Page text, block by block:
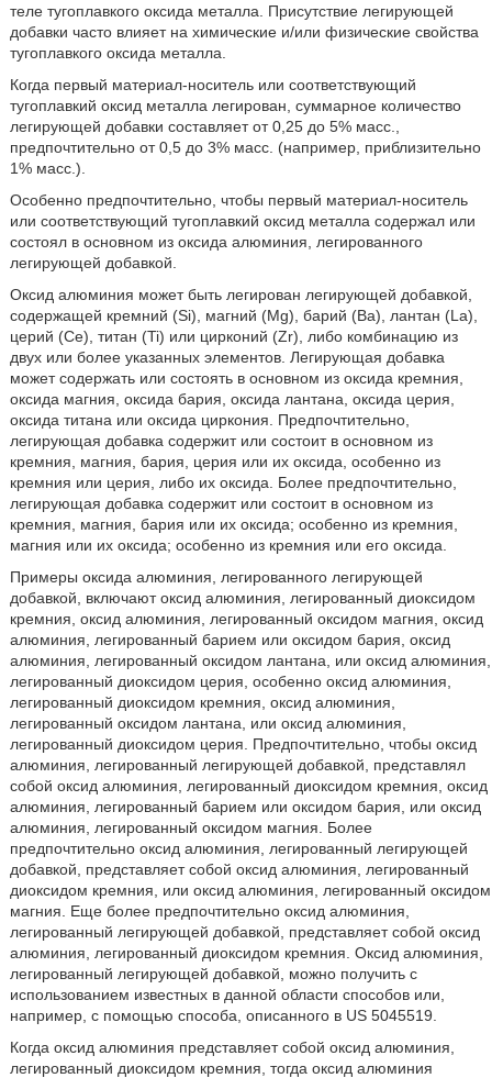
теле тугоплавкого оксида металла. Присутствие легирующей
добавки часто влияет на химические и/или физические свойства
тугоплавкого оксида металла.
Когда первый материал-носитель или соответствующий
тугоплавкий оксид металла легирован, суммарное количество
легирующей добавки составляет от 0,25 до 5% масс.,
предпочтительно от 0,5 до 3% масс. (например, приблизительно
1% масс.).
Особенно предпочтительно, чтобы первый материал-носитель
или соответствующий тугоплавкий оксид металла содержал или
состоял в основном из оксида алюминия, легированного
легирующей добавкой.
Оксид алюминия может быть легирован легирующей добавкой,
содержащей кремний (Si), магний (Mg), барий (Ba), лантан (La),
церий (Ce), титан (Ti) или цирконий (Zr), либо комбинацию из
двух или более указанных элементов. Легирующая добавка
может содержать или состоять в основном из оксида кремния,
оксида магния, оксида бария, оксида лантана, оксида церия,
оксида титана или оксида циркония. Предпочтительно,
легирующая добавка содержит или состоит в основном из
кремния, магния, бария, церия или их оксида, особенно из
кремния или церия, либо их оксида. Более предпочтительно,
легирующая добавка содержит или состоит в основном из
кремния, магния, бария или их оксида; особенно из кремния,
магния или их оксида; особенно из кремния или его оксида.
Примеры оксида алюминия, легированного легирующей
добавкой, включают оксид алюминия, легированный диоксидом
кремния, оксид алюминия, легированный оксидом магния, оксид
алюминия, легированный барием или оксидом бария, оксид
алюминия, легированный оксидом лантана, или оксид алюминия,
легированный диоксидом церия, особенно оксид алюминия,
легированный диоксидом кремния, оксид алюминия,
легированный оксидом лантана, или оксид алюминия,
легированный диоксидом церия. Предпочтительно, чтобы оксид
алюминия, легированный легирующей добавкой, представлял
собой оксид алюминия, легированный диоксидом кремния, оксид
алюминия, легированный барием или оксидом бария, или оксид
алюминия, легированный оксидом магния. Более
предпочтительно оксид алюминия, легированный легирующей
добавкой, представляет собой оксид алюминия, легированный
диоксидом кремния, или оксид алюминия, легированный оксидом
магния. Еще более предпочтительно оксид алюминия,
легированный легирующей добавкой, представляет собой оксид
алюминия, легированный диоксидом кремния. Оксид алюминия,
легированный легирующей добавкой, можно получить с
использованием известных в данной области способов или,
например, с помощью способа, описанного в US 5045519.
Когда оксид алюминия представляет собой оксид алюминия,
легированный диоксидом кремния, тогда оксид алюминия